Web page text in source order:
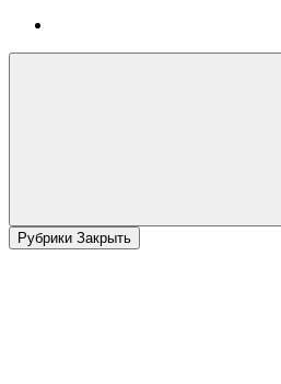
Рубрики Закрыть